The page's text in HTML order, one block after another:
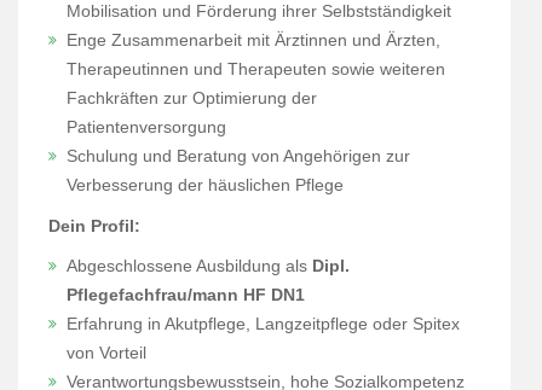
Mobilisation und Förderung ihrer Selbstständigkeit
Enge Zusammenarbeit mit Ärztinnen und Ärzten,
Therapeutinnen und Therapeuten sowie weiteren
Fachkräften zur Optimierung der
Patientenversorgung
Schulung und Beratung von Angehörigen zur
Verbesserung der häuslichen Pflege
Dein Profil:
Abgeschlossene Ausbildung als Dipl.
Pflegefachfrau/mann HF DN1
Erfahrung in Akutpflege, Langzeitpflege oder Spitex
von Vorteil
Verantwortungsbewusstsein, hohe Sozialkompetenz